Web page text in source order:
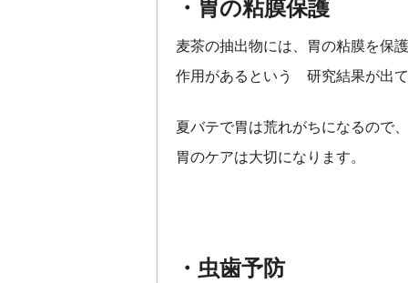
・胃の粘膜保護
麦茶の抽出物には、胃の粘膜を保
作用があるという 研究結果が出て
夏バテで胃は荒れがちになるので、
胃のケアは大切になります。
・虫歯予防